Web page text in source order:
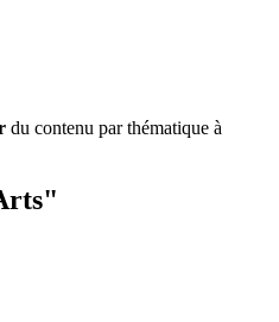
du contenu par thématique à